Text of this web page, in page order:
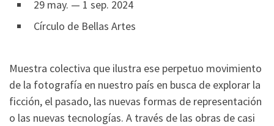
29 may. — 1 sep. 2024
Círculo de Bellas Artes
Muestra colectiva que ilustra ese perpetuo movimiento
de la fotografía en nuestro país en busca de explorar la
ficción, el pasado, las nuevas formas de representación
o las nuevas tecnologías. A través de las obras de casi